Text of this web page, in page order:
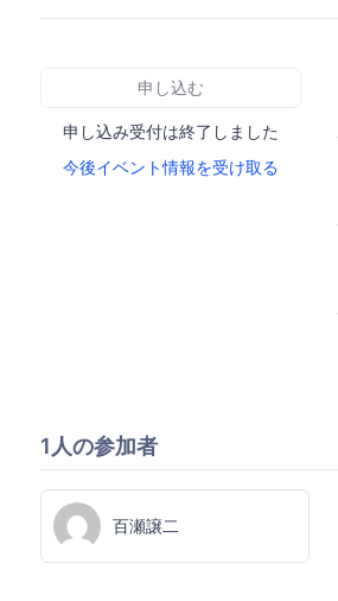
申し込む
申し込み受付は終了しました
今後イベント情報を受け取る
1人の参加者
百瀬譲二